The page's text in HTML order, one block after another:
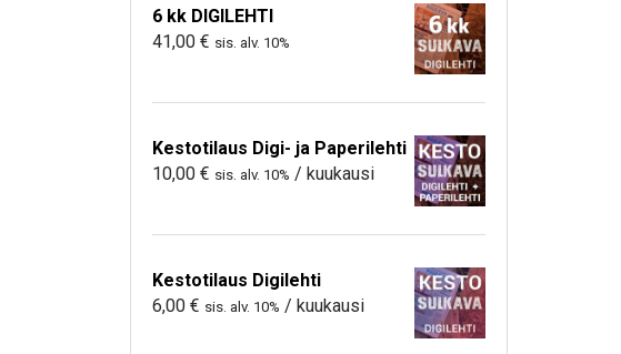
6 kk DIGILEHTI
41,00 € sis. alv. 10%
Kestotilaus Digi- ja Paperilehti
10,00 € sis. alv. 10% / kuukausi
Kestotilaus Digilehti
6,00 € sis. alv. 10% / kuukausi